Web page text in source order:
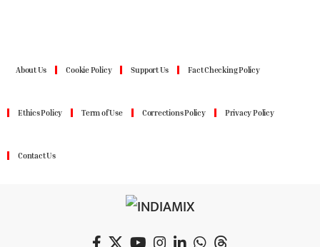
About Us Cookie Policy Support Us Fact Checking Policy
Ethics Policy Term of Use Corrections Policy Privacy Policy
Contact Us